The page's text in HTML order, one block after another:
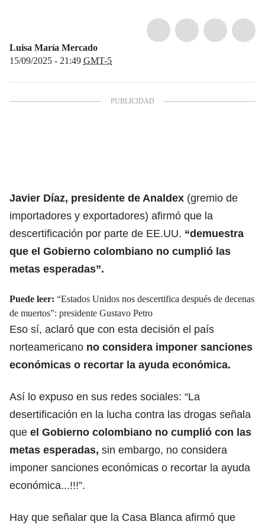
Luisa María Mercado
15/09/2025 - 21:49 GMT-5
Javier Díaz, presidente de Analdex (gremio de
importadores y exportadores) afirmó que la
descertificación por parte de EE.UU. “demuestra
que el Gobierno colombiano no cumplió las
metas esperadas”.
Puede leer: “Estados Unidos nos descertifica después de decenas
de muertos”: presidente Gustavo Petro
Eso sí, aclaró que con esta decisión el país
norteamericano no considera imponer sanciones
económicas o recortar la ayuda económica.
Así lo expuso en sus redes sociales: “La
desertificación en la lucha contra las drogas señala
que el Gobierno colombiano no cumplió con las
metas esperadas, sin embargo, no considera
imponer sanciones económicas o recortar la ayuda
económica...!!!”.
Hay que señalar que la Casa Blanca afirmó que